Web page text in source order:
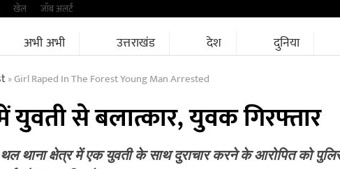
खेल जॉब अलर्ट
अभी अभी उत्तराखंड देश दुनिया
»Girl Raped In The Forest Young Man Arrested
से बलात्कार, युवक गिरफ्तार
थल थाना क्षेत्र में एक युवती के साथ दुराचार करने के आरोपित को